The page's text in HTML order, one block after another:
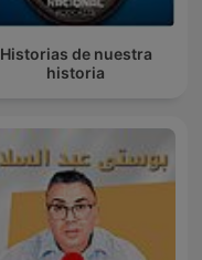
Historias de nuestra
historia